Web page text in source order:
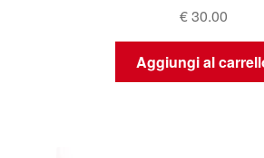
€30.00
Aggiungi al